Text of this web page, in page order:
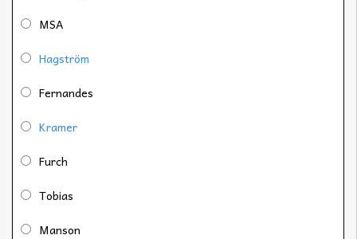
MSA
Hagström
Fernandes
Kramer
Furch
Tobias
Manson